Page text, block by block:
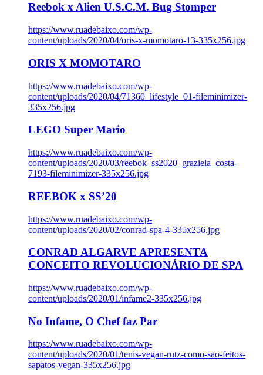
Reebok x Alien U.S.C.M. Bug Stomper
https://www.ruadebaixo.com/wp-
content/uploads/2020/04/oris-x-momotaro-13-335x256.jpg
ORIS X MOMOTARO
https://www.ruadebaixo.com/wp-
content/uploads/2020/04/71360_lifestyle_01-fileminimizer-
335x256.jpg
LEGO Super Mario
https://www.ruadebaixo.com/wp-
content/uploads/2020/03/reebok_ss2020_graziela_costa-
7193-fileminimizer-335x256.jpg
REEBOK x SS’20
https://www.ruadebaixo.com/wp-
content/uploads/2020/02/conrad-spa-4-335x256.jpg
CONRAD ALGARVE APRESENTA
CONCEITO REVOLUCIONÁRIO DE SPA
https://www.ruadebaixo.com/wp-
content/uploads/2020/01/infame2-335x256.jpg
No Infame, O Chef faz Par
https://www.ruadebaixo.com/wp-
content/uploads/2020/01/tenis-vegan-rutz-como-sao-feitos-
sapatos-vegan-335x256.jpg